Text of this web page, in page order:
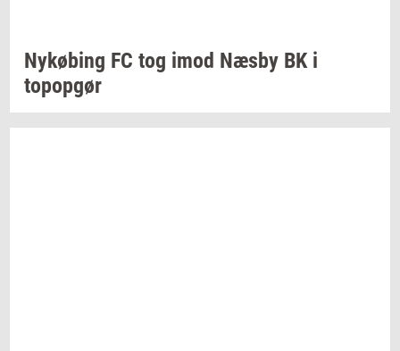
Ny­kø­bing FC tog imod Næsby BK i
topop­gør